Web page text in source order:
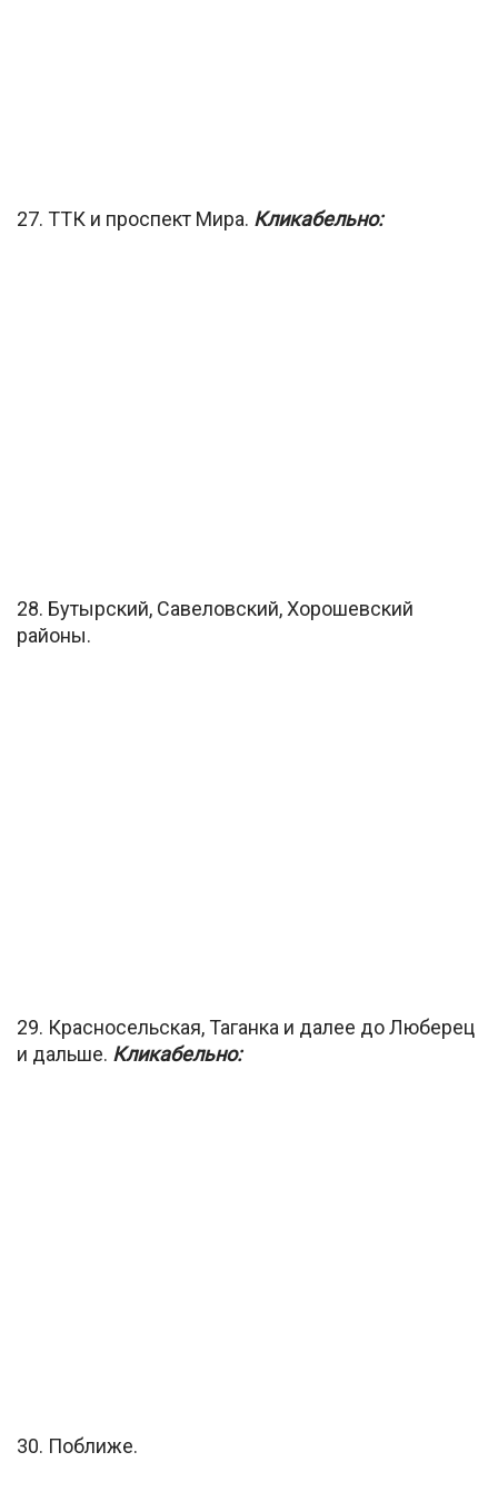
27. ТТК и проспект Мира. Кликабельно:
28. Бутырский, Савеловский, Хорошевский
районы.
29. Красносельская, Таганка и далее до Люберец
и дальше. Кликабельно:
30. Поближе.